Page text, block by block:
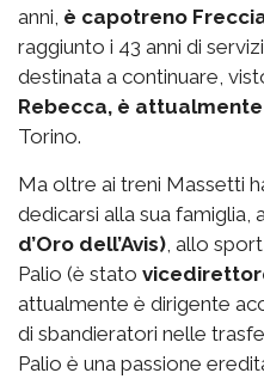
anni, è capotreno
raggiunto i 43 anni di
destinata a continuare,
Rebecca, è
Torino.
Ma oltre ai treni Massetti
dedicarsi alla sua famiglia,
d’Oro dell’Avis) , allo
Palio (è stato
attualmente è dirigente
di sbandieratori nelle
Palio è una passione